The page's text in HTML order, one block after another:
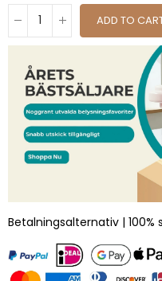
ADD TO
Betalningsalternativ | 100%